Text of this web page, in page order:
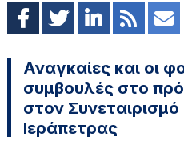
Αναγκαίες και οι
συμβουλές στο
στον
Ιεράπετρας